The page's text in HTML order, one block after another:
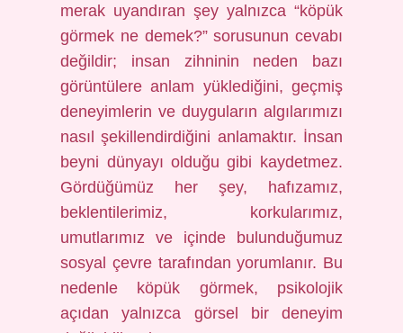
merak uyandıran şey yalnızca “köpük
görmek ne demek?” sorusunun cevabı
değildir; insan zihninin neden bazı
görüntülere anlam yüklediğini, geçmiş
deneyimlerin ve duyguların algılarımızı
nasıl şekillendirdiğini anlamaktır. İnsan
beyni dünyayı olduğu gibi kaydetmez.
Gördüğümüz her şey, hafızamız,
beklentilerimiz, korkularımız,
umutlarımız ve içinde bulunduğumuz
sosyal çevre tarafından yorumlanır. Bu
nedenle köpük görmek, psikolojik
açıdan yalnızca görsel bir deneyim